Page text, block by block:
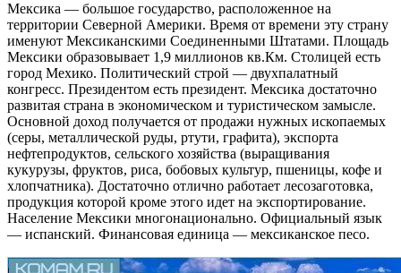
Мексика — большое государство, расположенное на
территории Северной Америки. Время от времени эту страну
именуют Мексиканскими Соединенными Штатами. Площадь
Мексики образовывает 1,9 миллионов кв.Км. Столицей есть
город Мехико. Политический строй — двухпалатный
конгресс. Президентом есть президент. Мексика достаточно
развитая страна в экономическом и туристическом замысле.
Основной доход получается от продажи нужных ископаемых
(серы, металлической руды, ртути, графита), экспорта
нефтепродуктов, сельского хозяйства (выращивания
кукурузы, фруктов, риса, бобовых культур, пшеницы, кофе и
хлопчатника). Достаточно отлично работает лесозаготовка,
продукция которой кроме этого идет на экспортирование.
Население Мексики многонационально. Официальный язык
— испанский. Финансовая единица — мексиканское песо.